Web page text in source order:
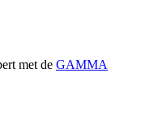
met de GAMMA